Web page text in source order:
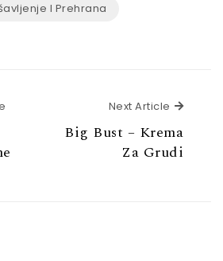
I Prehrana
Next Article Next
Big Bust – Krema
Za Grudi